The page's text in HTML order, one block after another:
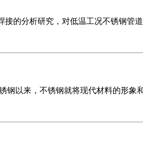
的分析研究，对低温工况不锈钢管
钢以来，不锈钢就将现代材料的形